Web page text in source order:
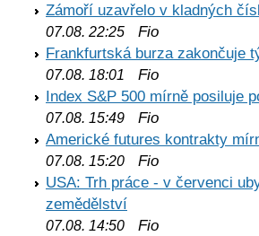
Zámoří uzavřelo v kladných
07.08. 22:25 Fio
Frankfurtská burza zakončuje
07.08. 18:01
Fio
Index S&P 500 mírně posiluje
07.08. 15:49 Fio
Americké futures kontrakty
07.08. 15:20 Fio
USA: Trh práce - v červenci
zemědělství
07.08. 14:50 Fio